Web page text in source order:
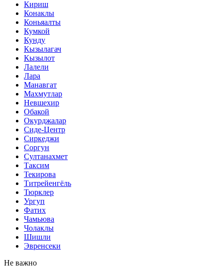
Кириш
Конаклы
Коньяалты
Кумкой
Кунду
Кызылагач
Кызылот
Лалели
Лара
Манавгат
Махмутлар
Невшехир
Обакой
Окурджалар
Сиде-Центр
Сиркеджи
Соргун
Султанахмет
Таксим
Текирова
Титрейенгёль
Тюрклер
Ургуп
Фатих
Чамьюва
Чолаклы
Шишли
Эвренсеки
Не важно